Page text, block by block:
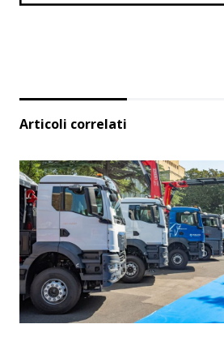
Articoli correlati